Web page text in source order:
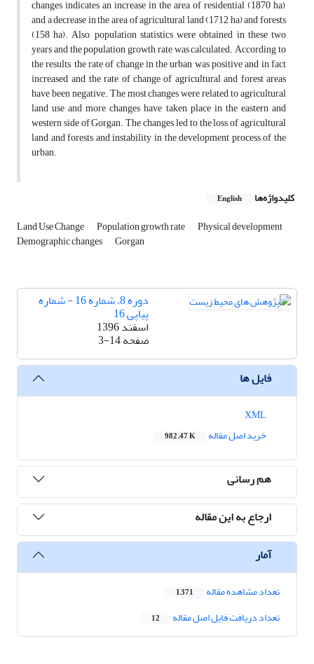
changes indicates an increase in the area of residential (1870 ha),
and a decrease in the area of agricultural land (1712 ha) and forests
(158 ha). Also, population statistics were obtained in these two
years and the population growth rate was calculated. According to
the results, the rate of change in the urban was positive and in fact
increased, and the rate of change of agricultural and forest areas
have been negative. The most changes were related to agricultural
land use and more changes have taken place in the eastern and
western side of Gorgan. The changes led to the loss of agricultural
land and forests and instability in the development process of the
urban.
کلیدواژه‌ها English
Land Use Change Population growth rate Physical development
Demographic changes Gorgan
دوره 8، شماره 16 - شماره
پیاپی 16
اسفند 1396
صفحه3-14
فایل ها
خرید اصل مقاله
982.47 K
هم رسانی
ارجاع به این مقاله
آمار
تعداد مشاهده مقاله 1,371
تعداد دریافت فایل اصل مقاله 12